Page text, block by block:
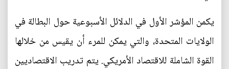
يكمن المؤشر الأول في الدلائل الأسبوعية حول البطالة في
الولايات المتحدة، والتي يمكن للمرء أن يقيس من خلالها
القوة الشاملة للاقتصاد الأمريكي. يتم تدريب الاقتصاديين